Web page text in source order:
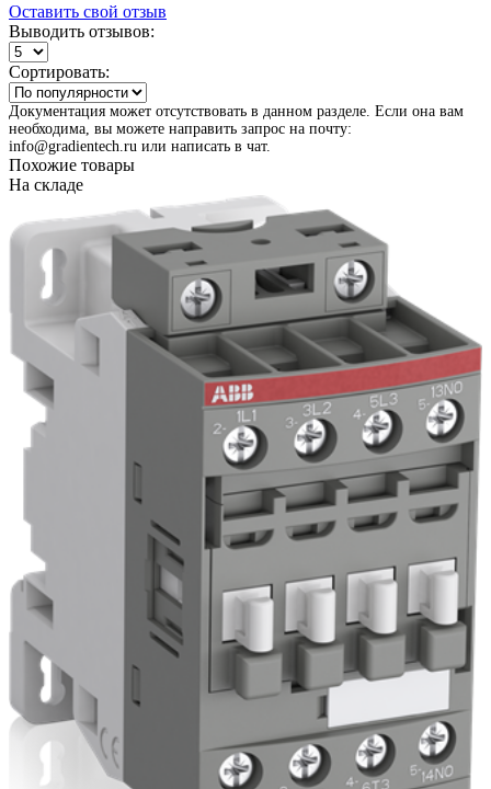
Оставить свой отзыв
Выводить отзывов:
Сортировать:
Документация может отсутствовать в данном разделе. Если она вам
необходима, вы можете направить запрос на почту:
info@gradientech.ru или написать в чат.
Похожие товары
На складе